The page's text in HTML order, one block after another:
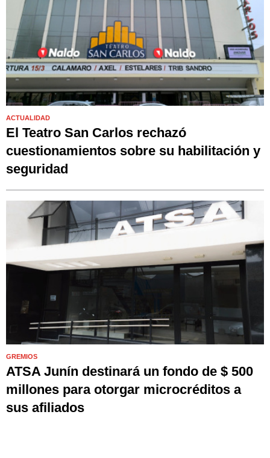
ACTUALIDAD
El Teatro San Carlos rechazó
cuestionamientos sobre su habilitación y
seguridad
GREMIOS
ATSA Junín destinará un fondo de $ 500
millones para otorgar microcréditos a
sus afiliados